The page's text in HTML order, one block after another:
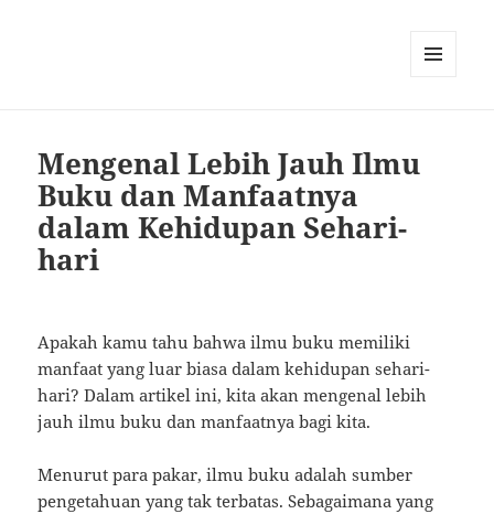
Mengenal Lebih Jauh Ilmu
Buku dan Manfaatnya
dalam Kehidupan Sehari-
hari
Apakah kamu tahu bahwa ilmu buku memiliki
manfaat yang luar biasa dalam kehidupan sehari-
hari? Dalam artikel ini, kita akan mengenal lebih
jauh ilmu buku dan manfaatnya bagi kita.
Menurut para pakar, ilmu buku adalah sumber
pengetahuan yang tak terbatas. Sebagaimana yang